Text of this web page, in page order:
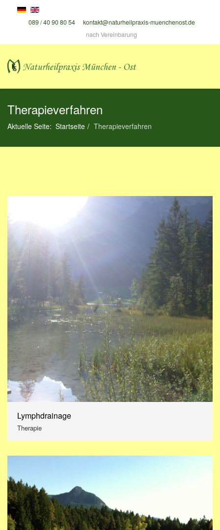
089 / 40 90 80 54
kontakt@naturheilpraxis-muenchenost.de
nach Vereinbarung
Therapieverfahren
Aktuelle Seite: Startseite Therapieverfahren
Lymphdrainage
Therapie